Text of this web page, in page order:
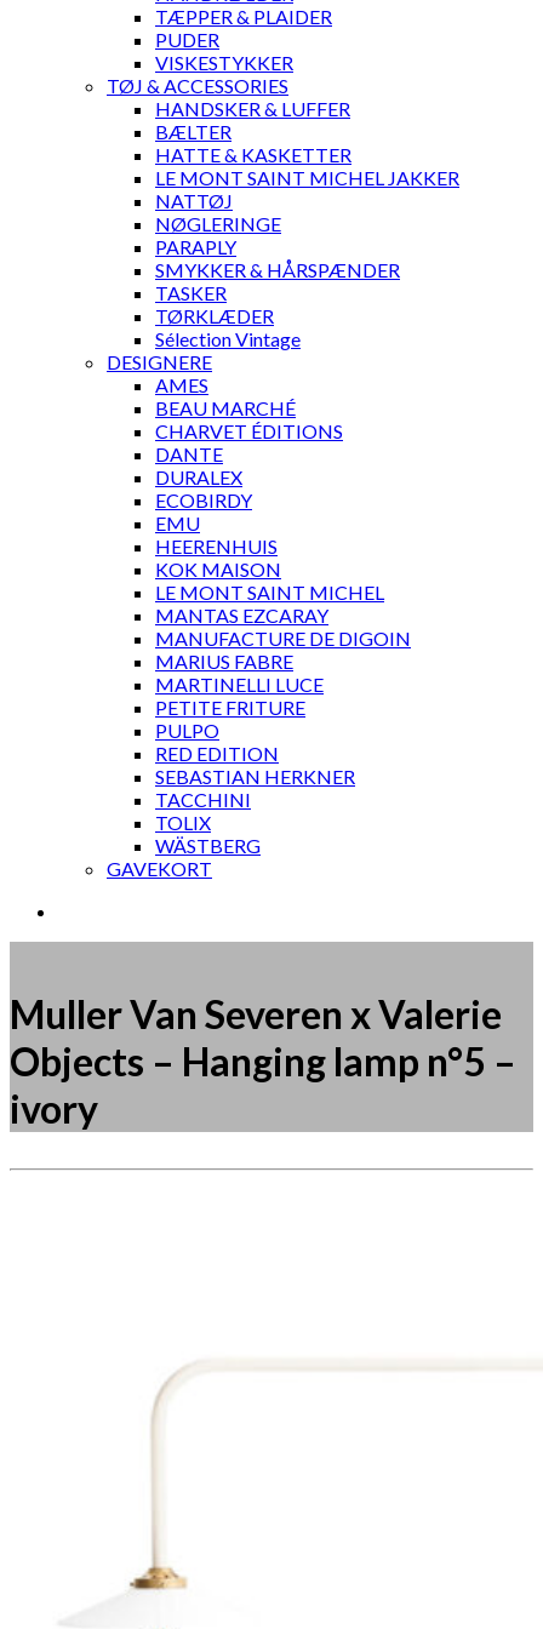
TÆPPER & PLAIDER
PUDER
VISKESTYKKER
TØJ & ACCESSORIES
HANDSKER & LUFFER
BÆLTER
HATTE & KASKETTER
LE MONT SAINT MICHEL JAKKER
NATTØJ
NØGLERINGE
PARAPLY
SMYKKER & HÅRSPÆNDER
TASKER
TØRKLÆDER
Sélection Vintage
DESIGNERE
AMES
BEAU MARCHÉ
CHARVET ÉDITIONS
DANTE
DURALEX
ECOBIRDY
EMU
HEERENHUIS
KOK MAISON
LE MONT SAINT MICHEL
MANTAS EZCARAY
MANUFACTURE DE DIGOIN
MARIUS FABRE
MARTINELLI LUCE
PETITE FRITURE
PULPO
RED EDITION
SEBASTIAN HERKNER
TACCHINI
TOLIX
WÄSTBERG
GAVEKORT
Muller Van Severen x Valerie
Objects – Hanging lamp n°5 –
ivory